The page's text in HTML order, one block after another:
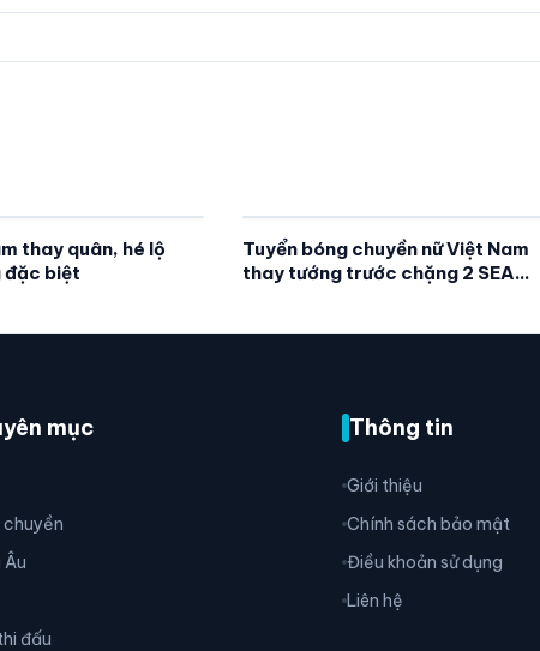
thay quân, hé lộ
đặc biệt
Tuyển bóng chuyền nữ Việt Nam
thay tướng trước chặng 2 SEA
mục
chuyền
Âu
đấu
Thông tin
Giới thiệu
Chính sách bảo mật
Điều khoản sử dụng
Liên hệ